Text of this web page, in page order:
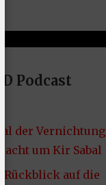
Podcast
der Vernichtung
um Kir Sabal
Rückblick auf die